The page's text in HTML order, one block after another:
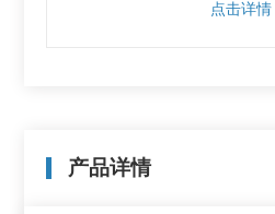
点击详情
产品详情